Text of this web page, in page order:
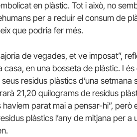
en plàstic. Tot i això, no
per a reduir el consum de
que podria fer més.
de vegades, et ve imposat”,
en una bosseta de plàstic. I
residus plàstics d’una setmana
21,20 quilograms de residus
havíem parat mai a pensar-hi”,
plàstics l’any de mitjana per a